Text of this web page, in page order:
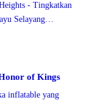
- Tingkatkan
Selayang
of Kings
inflatable yang